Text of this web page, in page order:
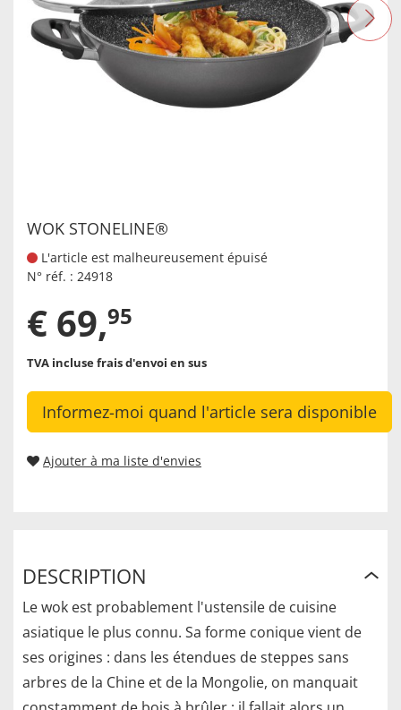
WOK STONELINE®
L'article est malheureusement épuisé
N° réf. : 24918
€ 69,95
TVA inclusefrais d'envoi en sus
Informez-moi quand l'article sera disponible
Ajouter à ma liste d'envies
DESCRIPTION
Le wok est probablement l'ustensile de cuisine
asiatique le plus connu. Sa forme conique vient de
ses origines : dans les étendues de steppes sans
arbres de la Chine et de la Mongolie, on manquait